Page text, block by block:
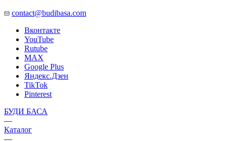
contact@budibasa.com
Вконтакте
YouTube
Rutube
MAX
Google Plus
Яндекс.Дзен
TikTok
Pinterest
БУДИ БАСА
—
Каталог
—